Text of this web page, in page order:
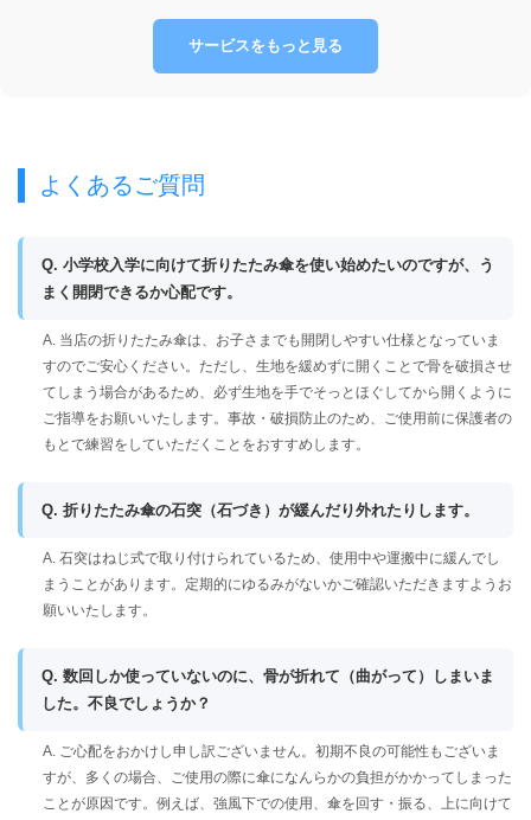
サービスをもっと見る
よくあるご質問
Q. 小学校入学に向けて折りたたみ傘を使い始めたいのですが、う
まく開閉できるか心配です。
A. 当店の折りたたみ傘は、お子さまでも開閉しやすい仕様となっていま
すのでご安心ください。ただし、生地を緩めずに開くことで骨を破損させ
てしまう場合があるため、必ず生地を手でそっとほぐしてから開くように
ご指導をお願いいたします。事故・破損防止のため、ご使用前に保護者の
もとで練習をしていただくことをおすすめします。
Q. 折りたたみ傘の石突（石づき）が緩んだり外れたりします。
A. 石突はねじ式で取り付けられているため、使用中や運搬中に緩んでし
まうことがあります。定期的にゆるみがないかご確認いただきますようお
願いいたします。
Q. 数回しか使っていないのに、骨が折れて（曲がって）しまいま
した。不良でしょうか？
A. ご心配をおかけし申し訳ございません。初期不良の可能性もございま
すが、多くの場合、ご使用の際に傘になんらかの負担がかかってしまった
ことが原因です。例えば、強風下での使用、傘を回す・振る、上に向けて